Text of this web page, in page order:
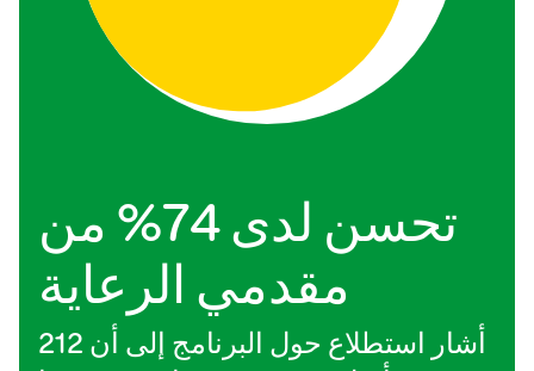
تحسن لدى 74% من
مقدمي الرعاية
أشار استطلاع حول البرنامج إلى أن 212